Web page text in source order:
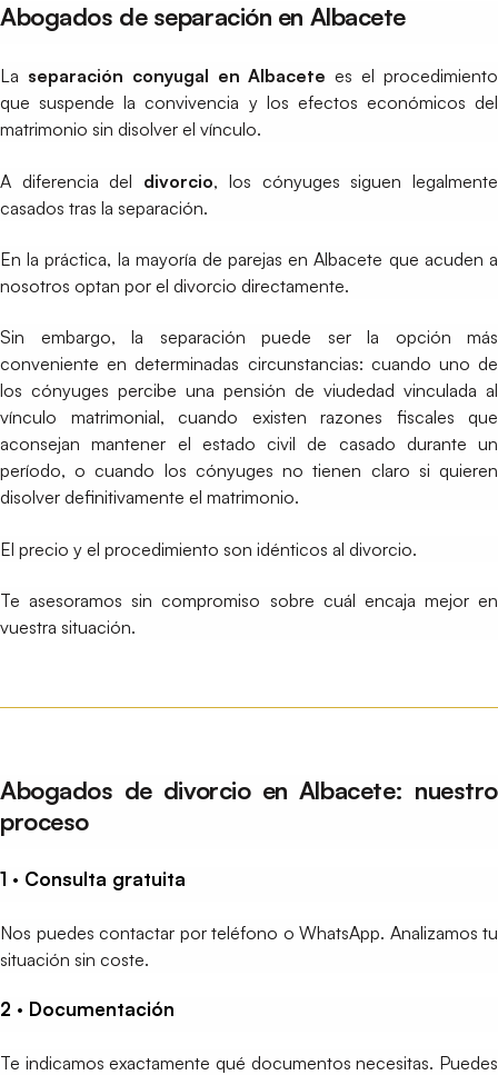
Abogados de separación en Albacete
La separación conyugal en Albacete es el procedimiento
que suspende la convivencia y los efectos económicos del
matrimonio sin disolver el vínculo.
A diferencia del divorcio, los cónyuges siguen legalmente
casados tras la separación.
En la práctica, la mayoría de parejas en Albacete que acuden a
nosotros optan por el divorcio directamente.
Sin embargo, la separación puede ser la opción más
conveniente en determinadas circunstancias: cuando uno de
los cónyuges percibe una pensión de viudedad vinculada al
vínculo matrimonial, cuando existen razones fiscales que
aconsejan mantener el estado civil de casado durante un
período, o cuando los cónyuges no tienen claro si quieren
disolver definitivamente el matrimonio.
El precio y el procedimiento son idénticos al divorcio.
Te asesoramos sin compromiso sobre cuál encaja mejor en
vuestra situación.
Abogados de divorcio en Albacete: nuestro
proceso
1 · Consulta gratuita
Nos puedes contactar por teléfono o WhatsApp. Analizamos tu
situación sin coste.
2 · Documentación
Te indicamos exactamente qué documentos necesitas. Puedes